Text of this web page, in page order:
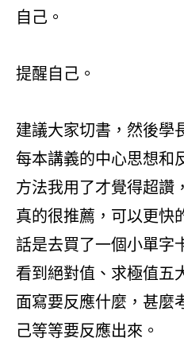
自己。
提醒自己。
建議大家切書，然後學
每本講義的中心思想和
方法我用了才覺得超讚
真的很推薦，可以更快
話是去買了一個小單字
看到絕對值、求極值五
面寫要反應什麼，甚麼
己等等要反應出來。